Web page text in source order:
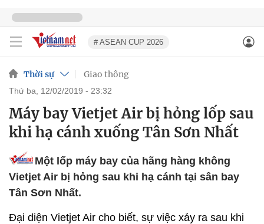
# ASEAN CUP 2026
Thời sự Giao thông
thứ ba, 12/02/2019 - 23:32
Máy bay Vietjet Air bị hỏng lốp sau
khi hạ cánh xuống Tân Sơn Nhất
Một lốp máy bay của hãng hàng không
Vietjet Air bị hỏng sau khi hạ cánh tại sân bay
Tân Sơn Nhất.
Đại diện Vietjet Air cho biết, sự việc xảy ra sau khi